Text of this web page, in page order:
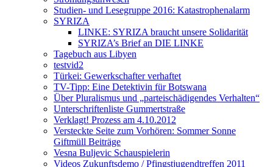
Studien- und Lesegruppe 2016: Katastrophenalarm
SYRIZA
LINKE: SYRIZA braucht unsere Solidarität
SYRIZA’s Brief an DIE LINKE
Tagebuch aus Libyen
testvid2
Türkei: Gewerkschafter verhaftet
TV-Tipp: Eine Detektivin für Botswana
Über Pluralismus und „parteischädigendes Verhalten“
Unterschriftenliste Gummertstraße
Verklagt! Prozess am 4.10.2012
Versteckte Seite zum Vorhören: Sommer Sonne
Giftmüll Beiträge
Vesna Buljevic Schauspielerin
Videos Zukunftsdemo / Pfingstjugendtreffen 2011